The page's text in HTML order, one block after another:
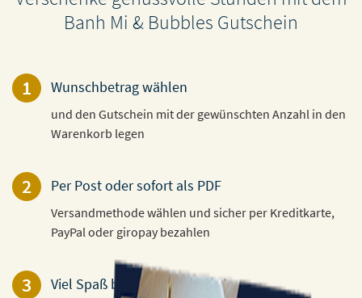
Banh Mi & Bubbles Gutschein
1 Wunschbetrag wählen
und den Gutschein mit der gewünschten Anzahl in den
Warenkorb legen
2 Per Post oder sofort als PDF
Versandmethode wählen und sicher per Kreditkarte,
PayPal oder giropay bezahlen
3 Viel Spaß beim Verschenken!